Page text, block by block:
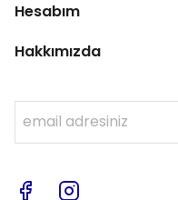
Hesabım
Hakkımızda